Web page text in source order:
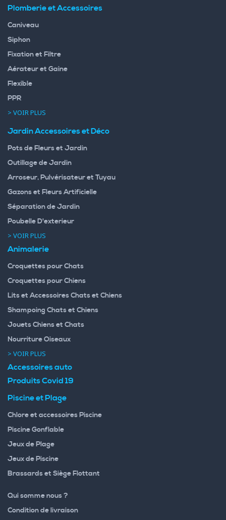
Plomberie et Accessoires
Caniveau
Siphon
Fixation et Filtre
Aérateur et Gaine
Flexible
PPR
> VOIR PLUS
Jardin Accessoires et Déco
Pots de Fleurs et Jardin
Outillage de Jardin
Arroseur, Pulvérisateur et Tuyau
Gazons et Fleurs Artificielle
Séparation de Jardin
Poubelle D'exterieur
> VOIR PLUS
Animalerie
Croquettes pour Chats
Croquettes pour Chiens
Lits et Accessoires Chats et Chiens
Shampoing Chats et Chiens
Jouets Chiens et Chats
Nourriture Oiseaux
> VOIR PLUS
Accessoires auto
Produits Covid 19
Piscine et Plage
Chlore et accessoires Piscine
Piscine Gonflable
Jeux de Plage
Jeux de Piscine
Brassards et Siège Flottant
Qui somme nous ?
Condition de livraison